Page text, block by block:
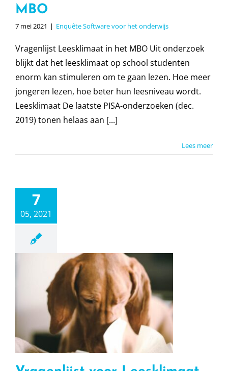
MBO
7 mei 2021 | Enquête Software voor het onderwijs
Vragenlijst Leesklimaat in het MBO Uit onderzoek
blijkt dat het leesklimaat op school studenten
enorm kan stimuleren om te gaan lezen. Hoe meer
jongeren lezen, hoe beter hun leesniveau wordt.
Leesklimaat De laatste PISA-onderzoeken (dec.
2019) tonen helaas aan [...]
Lees meer
7
05, 2021